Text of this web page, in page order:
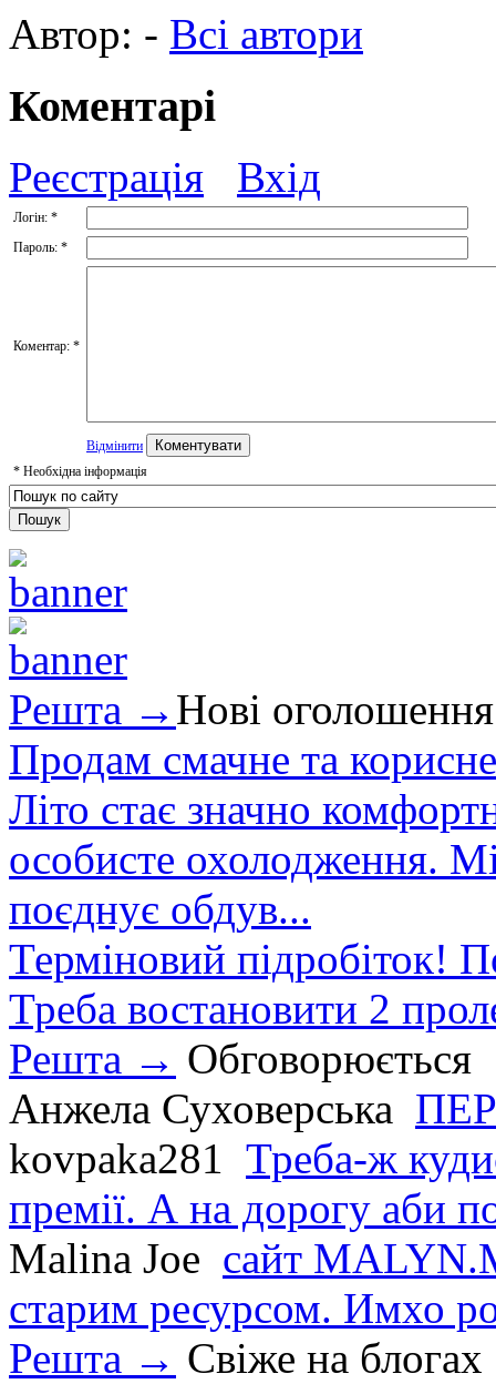
Автор: - Всі автори
Коментарі
Реєстрація Вхід
Логін: *
Пароль: *
Коментар: *
Відмінити
* Необхідна інформація
Решта → Нові оголошення
Продам смачне та
Літо стає значно
особисте охолодження.
поєднує обдув...
Терміновий підробіток!
Треба востановити 2
Решта → Обговорюється
Анжела Суховерська
kovpaka281 Треба-ж
премії. А на дорогу аби
Malina Joe сайт
старим ресурсом. Имхо
Решта → Свіже на блогах